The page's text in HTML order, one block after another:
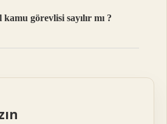
görevlisi sayılır mı ?